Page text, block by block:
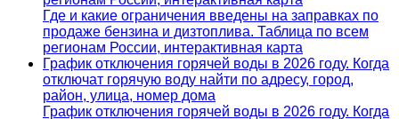
Где и какие ограничения введены на заправках по
продаже бензина и дизтоплива. Таблица по всем
регионам России, интерактивная карта
График отключения горячей воды в 2026 году. Когда
отключат горячую воду найти по адресу, город,
район, улица, номер дома
График отключения горячей воды в 2026 году. Когда